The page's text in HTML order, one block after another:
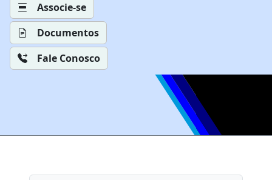
Associe-se
Documentos
Fale Conosco